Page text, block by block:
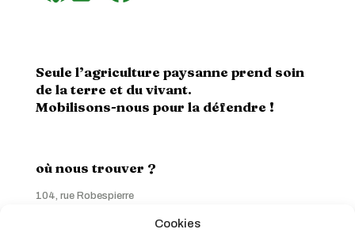
Cookies
Seule l’agriculture paysanne prend soin
de la terre et du vivant.
Mobilisons-nous pour la défendre !
où nous trouver ?
104, rue Robespierre